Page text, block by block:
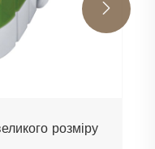
розміру
